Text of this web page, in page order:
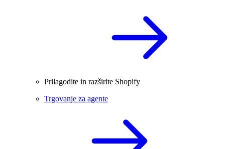
Prilagodite in razširite Shopify
Trgovanje za agente